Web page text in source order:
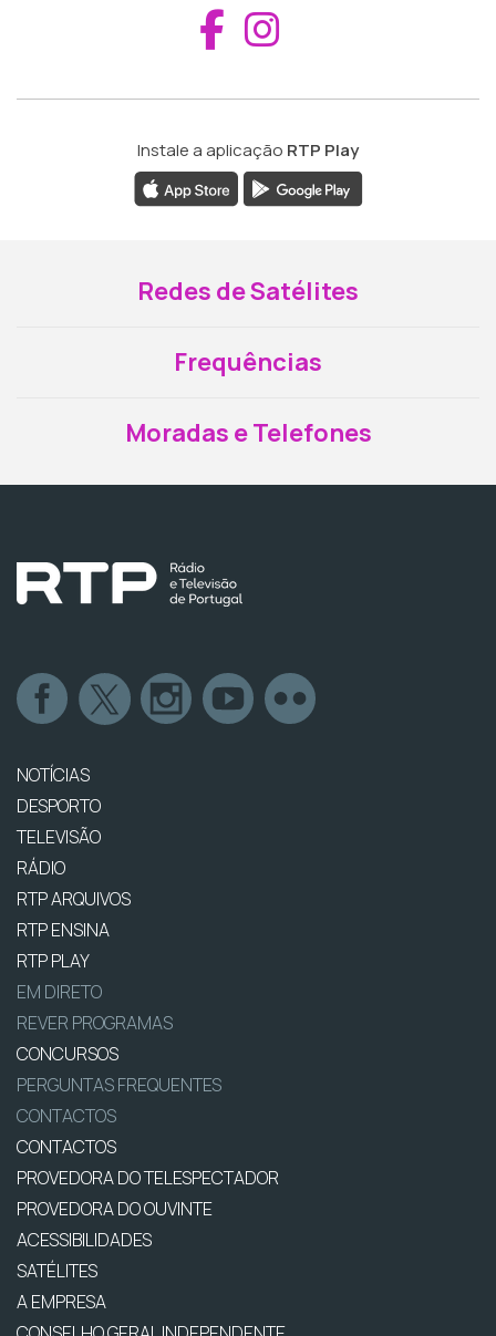
Aceder ao
Instale a aplicação RTP Play
Redes de Satélites
Frequências
Moradas e Telefones
NOTÍCIAS
DESPORTO
TELEVISÃO
RÁDIO
RTP ARQUIVOS
RTP ENSINA
RTP PLAY
EM DIRETO
REVER PROGRAMAS
CONCURSOS
PERGUNTAS FREQUENTES
CONTACTOS
CONTACTOS
PROVEDORA DO TELESPECTADOR
PROVEDORA DO OUVINTE
ACESSIBILIDADES
SATÉLITES
A EMPRESA